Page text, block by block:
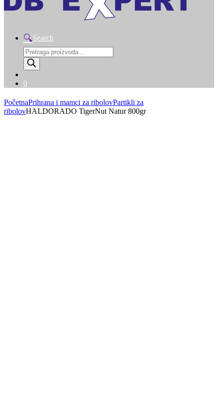
Search
Products
search
0
PočetnaPrihrana i mamci za ribolovPartikli za
ribolovHALDORADO TigerNut Natur 800gr